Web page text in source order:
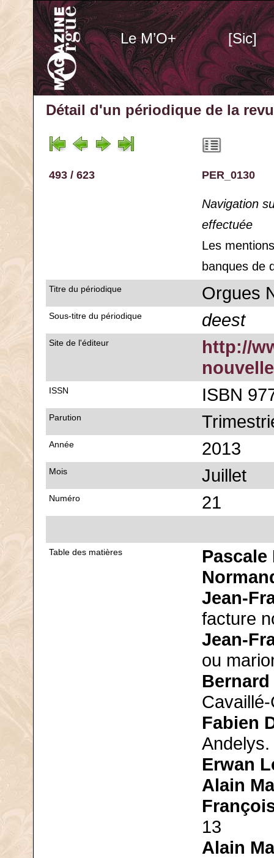
Le M’O+ [Sic]
Détail d'un périodique de la
493 / 623 PER_0130
Navigation
effectuée
Les
banques de
Titre du périodique Orgues
Sous-titre du périodique deest
Site de l'éditeur
http://
ISSN ISBN
Parution
Année 2013
Mois Juillet
Numéro 21
Table des matières
Pascale
Jean-
facture
Jean-
ou
Fabien
Andelys.
Erwan
Alain
13
Alain